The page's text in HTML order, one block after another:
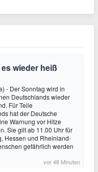
wieder heiß
- Der Sonntag wird in
Deutschlands wieder
Für Teile
hat der Deutsche
Warnung vor Hitze
Sie gilt ab 11.00 Uhr für
Hessen und Rheinland-
gefährlich werden
vor 48 Minuten